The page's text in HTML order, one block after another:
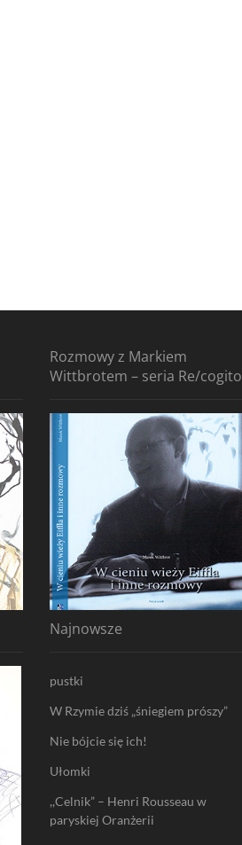
Rozmowy z Markiem
Wittbrotem – seria Re/cogito
Najnowsze
pustki
W Rzymie dziś „śniegiem prószy”
Nie bójcie się ich!
Ułomki
,,Celnik” – Henri Rousseau w
paryskiej Oranżerii